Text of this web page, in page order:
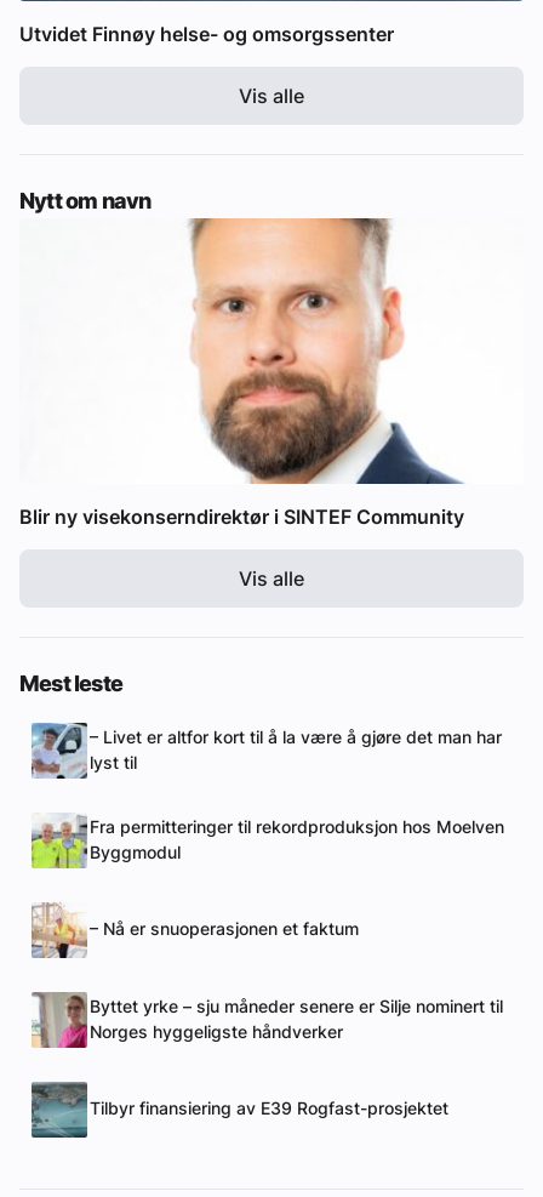
Utvidet Finnøy helse- og omsorgssenter
Vis alle
Nytt om navn
Blir ny visekonserndirektør i SINTEF Community
Vis alle
Mest leste
– Livet er altfor kort til å la være å gjøre det man har
lyst til
Fra permitteringer til rekordproduksjon hos Moelven
Byggmodul
– Nå er snuoperasjonen et faktum
Byttet yrke – sju måneder senere er Silje nominert til
Norges hyggeligste håndverker
Tilbyr finansiering av E39 Rogfast-prosjektet